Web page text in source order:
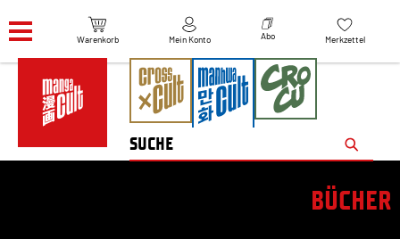
Warenkorb Mein Konto Abo Merkzettel
BÜCHER